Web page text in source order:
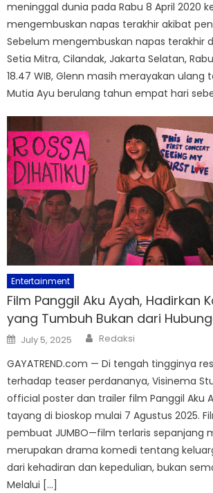
meninggal dunia pada Rabu 8 April 2020
mengembuskan napas terakhir akibat
Sebelum mengembuskan napas terakhir
Setia Mitra, Cilandak, Jakarta Selatan,
18.47 WIB, Glenn masih merayakan ulang
Mutia Ayu berulang tahun empat hari
Entertainment
Film Panggil Aku Ayah, Hadirkan
yang Tumbuh Bukan dari
Posted
on
July 5, 2025 Author
Redaksi
GAYATREND.com — Di tengah tingginya
terhadap teaser perdananya, Visinema
official poster dan trailer film Panggil Aku
tayang di bioskop mulai 7 Agustus 2025.
pembuat JUMBO—film terlaris sepanjang
merupakan drama komedi tentang
dari kehadiran dan kepedulian, bukan
Melalui […]